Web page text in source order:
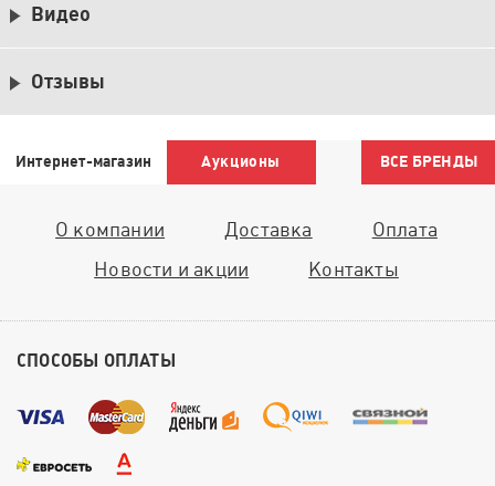
Видео
Отзывы
Интернет-магазин Аукционы ВСЕ БРЕНДЫ
О компании Доставка
Оплата
Новости и акции
Контакты
СПОСОБЫ ОПЛАТЫ